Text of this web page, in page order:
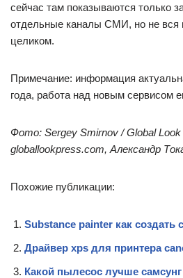
сейчас там показываются только
отдельные каналы СМИ, но не вся
целиком.
Примечание: информация
года, работа над новым сервисом
Фото: Sergey Smirnov / Global
globallookpress.com, Александр
Похожие публикации:
Substance painter как создать
Драйвер xps для принтера
Какой пылесос лучше